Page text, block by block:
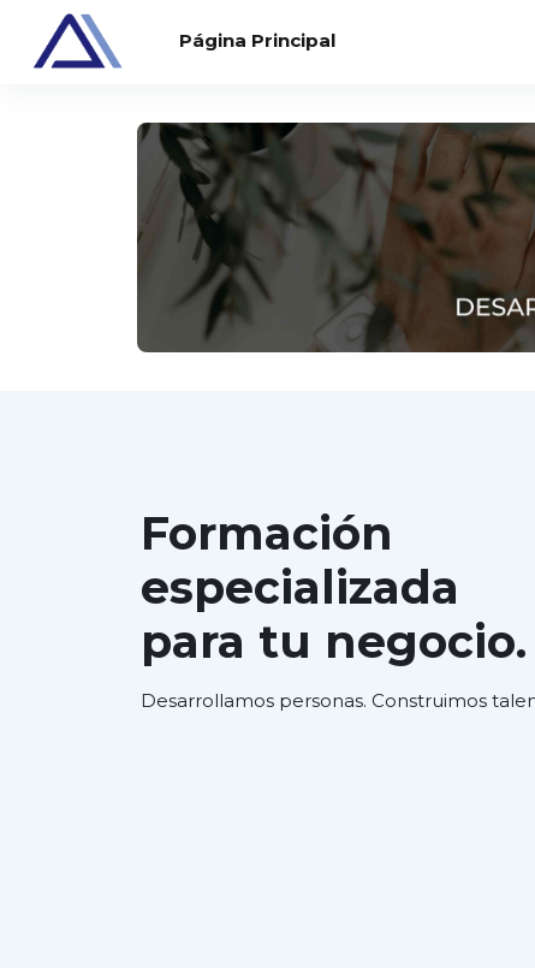
Salta al contenido principal
Página Principal
Formación
especializada
para tu negocio.
Desarrollamos personas. Construimos